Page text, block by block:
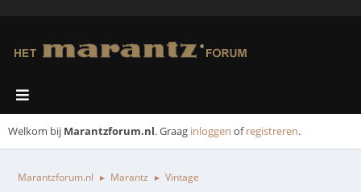
Welkom bij Marantzforum.nl. Graag inloggen ofregistreren.
Marantzforum.nl ► Marantz ► Vintage